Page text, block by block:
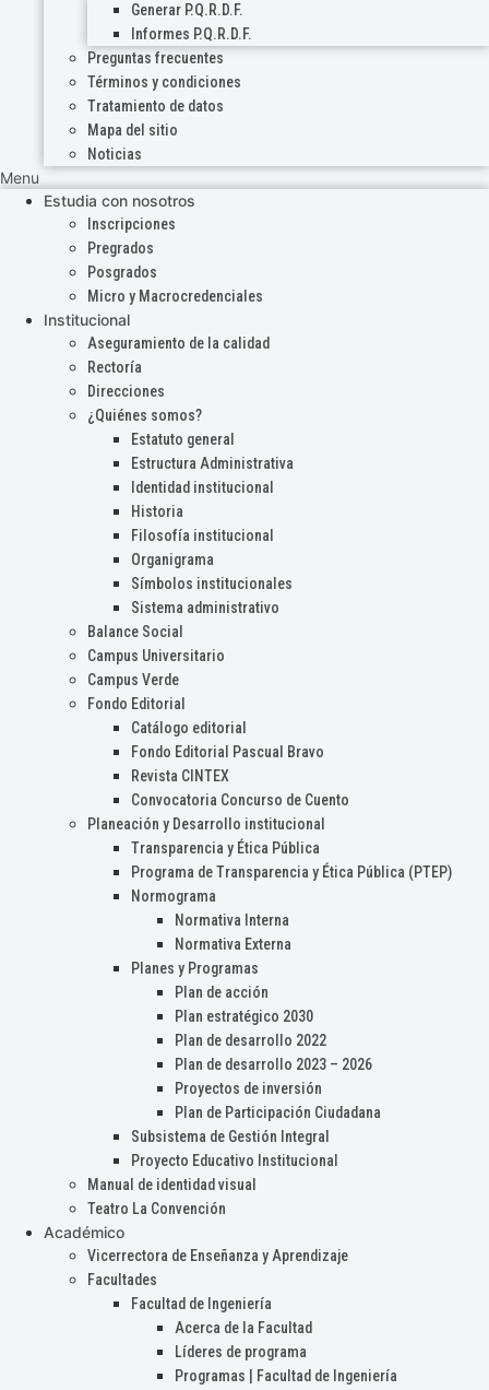
Generar P.Q.R.D.F.
Informes P.Q.R.D.F.
Preguntas frecuentes
Términos y condiciones
Tratamiento de datos
Mapa del sitio
Noticias
Menu
Estudia con nosotros
Inscripciones
Pregrados
Posgrados
Micro y Macrocredenciales
Institucional
Aseguramiento de la calidad
Rectoría
Direcciones
¿Quiénes somos?
Estatuto general
Estructura Administrativa
Identidad institucional
Historia
Filosofía institucional
Organigrama
Símbolos institucionales
Sistema administrativo
Balance Social
Campus Universitario
Campus Verde
Fondo Editorial
Catálogo editorial
Fondo Editorial Pascual Bravo
Revista CINTEX
Convocatoria Concurso de Cuento
Planeación y Desarrollo institucional
Transparencia y Ética Pública
Programa de Transparencia y Ética Pública (PTEP)
Normograma
Normativa Interna
Normativa Externa
Planes y Programas
Plan de acción
Plan estratégico 2030
Plan de desarrollo 2022
Plan de desarrollo 2023 – 2026
Proyectos de inversión
Plan de Participación Ciudadana
Subsistema de Gestión Integral
Proyecto Educativo Institucional
Manual de identidad visual
Teatro La Convención
Académico
Vicerrectora de Enseñanza y Aprendizaje
Facultades
Facultad de Ingeniería
Acerca de la Facultad
Líderes de programa
Programas | Facultad de Ingeniería